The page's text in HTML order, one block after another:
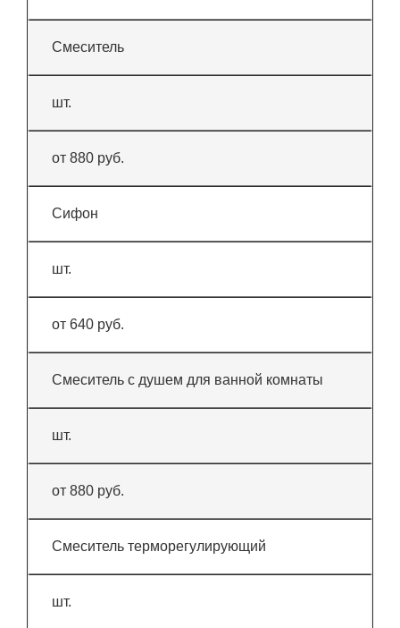
Смеситель
шт.
от 880 руб.
Сифон
шт.
от 640 руб.
Смеситель с душем для ванной комнаты
шт.
от 880 руб.
Смеситель терморегулирующий
шт.